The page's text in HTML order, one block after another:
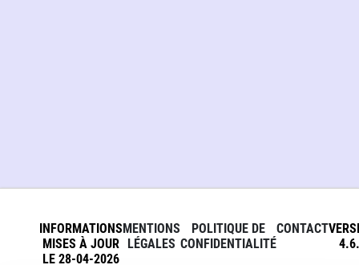
INFORMATIONS
MISES À JOUR
LE 28-04-2026
MENTIONS
LÉGALES
POLITIQUE DE
CONFIDENTIALITÉ
CONTACT